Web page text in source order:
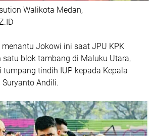
Walikota Medan,
Jokowi ini saat JPU KPK
satu blok tambang di Maluku Utara,
tindih IUP kepada Kepala
Suryanto Andili.